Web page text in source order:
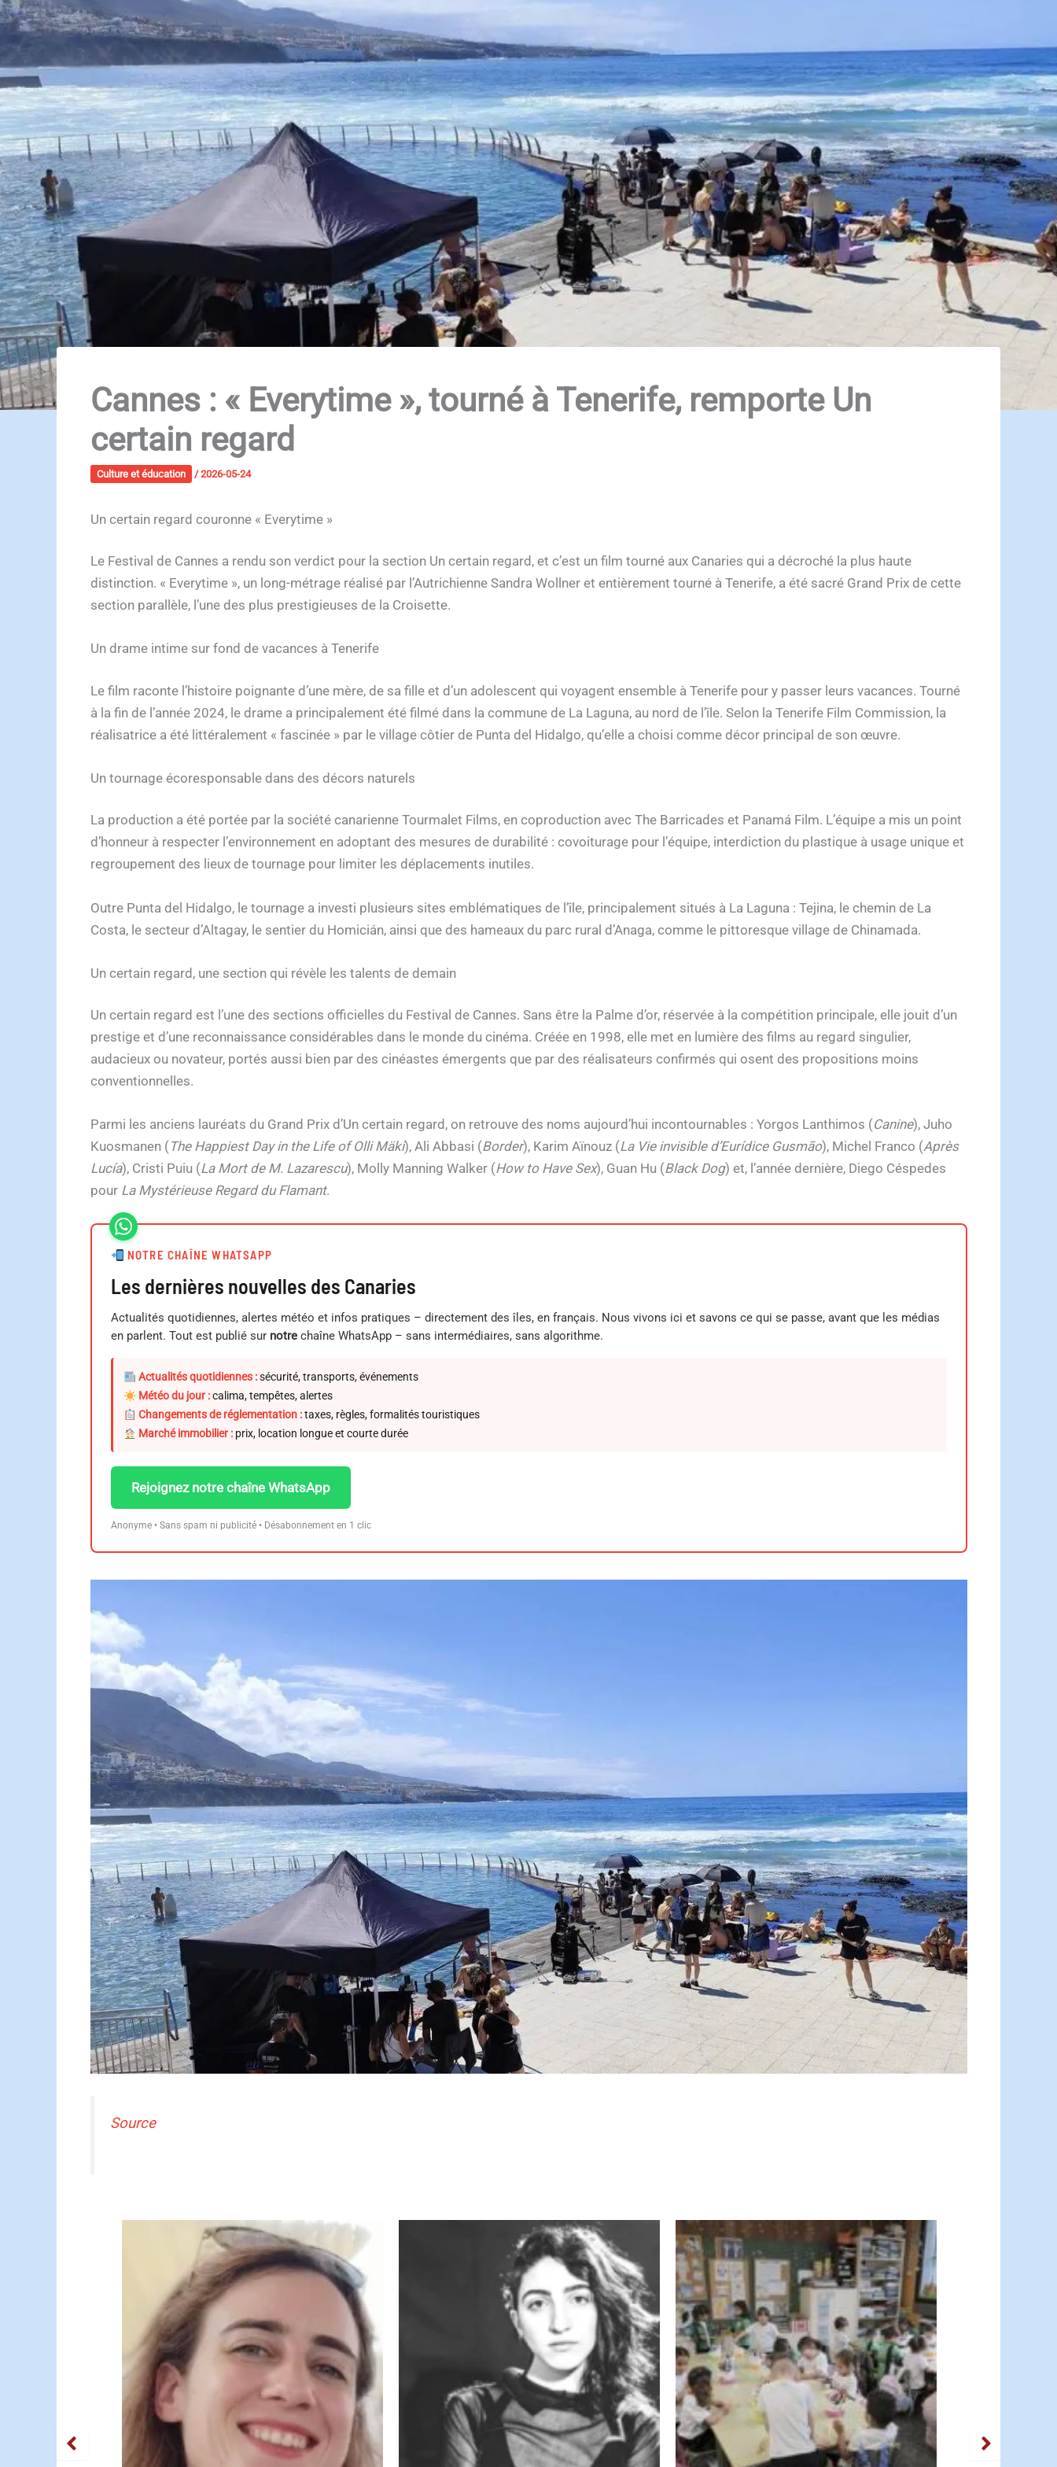
Cannes : « Everytime », tourné à Tenerife, remporte Un
certain regard
Culture et éducation /2026-05-24
Un certain regard couronne « Everytime »
Le Festival de Cannes a rendu son verdict pour la section Un certain regard, et c’est un film tourné aux Canaries qui a décroché la plus haute
distinction. « Everytime », un long-métrage réalisé par l’Autrichienne Sandra Wollner et entièrement tourné à Tenerife, a été sacré Grand Prix de cette
section parallèle, l’une des plus prestigieuses de la Croisette.
Un drame intime sur fond de vacances à Tenerife
Le film raconte l’histoire poignante d’une mère, de sa fille et d’un adolescent qui voyagent ensemble à Tenerife pour y passer leurs vacances. Tourné
à la fin de l’année 2024, le drame a principalement été filmé dans la commune de La Laguna, au nord de l’île. Selon la Tenerife Film Commission, la
réalisatrice a été littéralement « fascinée » par le village côtier de Punta del Hidalgo, qu’elle a choisi comme décor principal de son œuvre.
Un tournage écoresponsable dans des décors naturels
La production a été portée par la société canarienne Tourmalet Films, en coproduction avec The Barricades et Panamá Film. L’équipe a mis un point
d’honneur à respecter l’environnement en adoptant des mesures de durabilité : covoiturage pour l’équipe, interdiction du plastique à usage unique et
regroupement des lieux de tournage pour limiter les déplacements inutiles.
Outre Punta del Hidalgo, le tournage a investi plusieurs sites emblématiques de l’île, principalement situés à La Laguna : Tejina, le chemin de La
Costa, le secteur d’Altagay, le sentier du Homicián, ainsi que des hameaux du parc rural d’Anaga, comme le pittoresque village de Chinamada.
Un certain regard, une section qui révèle les talents de demain
Un certain regard est l’une des sections officielles du Festival de Cannes. Sans être la Palme d’or, réservée à la compétition principale, elle jouit d’un
prestige et d’une reconnaissance considérables dans le monde du cinéma. Créée en 1998, elle met en lumière des films au regard singulier,
audacieux ou novateur, portés aussi bien par des cinéastes émergents que par des réalisateurs confirmés qui osent des propositions moins
conventionnelles.
Parmi les anciens lauréats du Grand Prix d’Un certain regard, on retrouve des noms aujourd’hui incontournables : Yorgos Lanthimos (Canine), Juho
Kuosmanen ( The Happiest Day in the Life of Olli Mäki), Ali Abbasi (Border), Karim Aïnouz (La Vie invisible d’Eurídice Gusmão), Michel Franco (Après
Lucía), Cristi Puiu (La Mort de M. Lazarescu), Molly Manning Walker (How to Have Sex), Guan Hu (Black Dog) et, l’année dernière, Diego Céspedes
pour La Mystérieuse Regard du Flamant.
NOTRE CHAÎNE WHATSAPP
Les dernières nouvelles des Canaries
Actualités quotidiennes, alertes météo et infos pratiques – directement des îles, en français. Nous vivons ici et savons ce qui se passe, avant que les médias
en parlent. Tout est publié sur notrechaîne WhatsApp – sans intermédiaires, sans algorithme.
Actualités quotidiennes :sécurité, transports, événements
Météo du jour :calima, tempêtes, alertes
Changements de réglementation :taxes, règles, formalités touristiques
Marché immobilier :prix, location longue et courte durée
Rejoignez notre chaîne WhatsApp
Anonyme • Sans spam ni publicité • Désabonnement en 1 clic
Source